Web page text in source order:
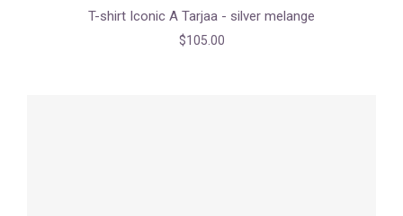
T-shirt Iconic A Tarjaa - silver melange
$105.00